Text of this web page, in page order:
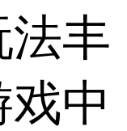
法丰
中